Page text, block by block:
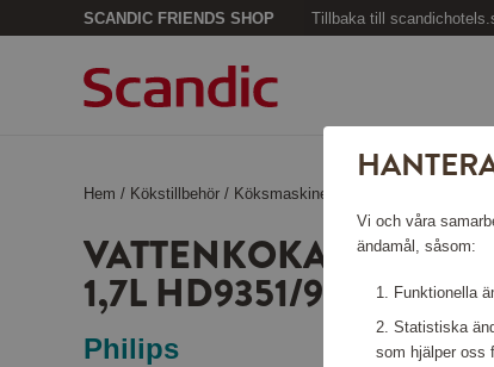
SCANDIC FRIENDS SHOP Tillbaka till
Hem / Kökstillbehör / Köksmaskiner
VATTENKOKARE VIVA
1,7L HD9351/90
Philips
Vi och våra
ändamål, såsom:
Funktionella
Statistiska
som hjälper oss